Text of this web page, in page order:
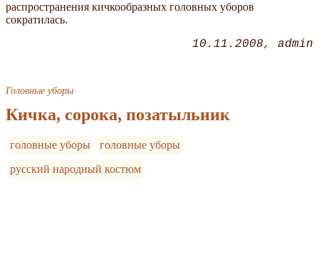
распространения кичкообразных головных уборов
сократилась.
10.11.2008 admin
Головные уборы
Кичка, сорока, позатыльник
головные уборы
головные уборы
русский народный костюм